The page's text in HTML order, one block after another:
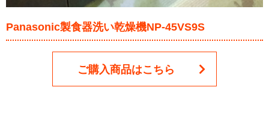
Panasonic製食器洗い乾燥機NP-45VS9S
ご購入商品はこちら